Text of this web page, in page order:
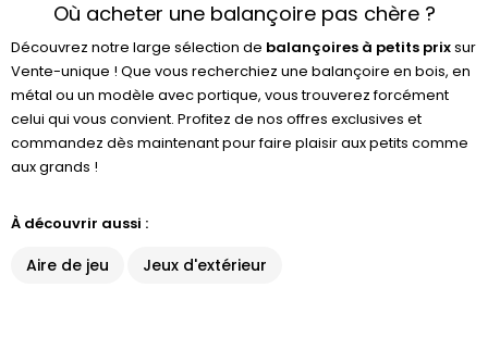
Où acheter une balançoire pas chère ?
Découvrez notre large sélection de balançoires à petits prixsur
Vente-unique ! Que vous recherchiez une balançoire en bois, en
métal ou un modèle avec portique, vous trouverez forcément
celui qui vous convient. Profitez de nos offres exclusives et
commandez dès maintenant pour faire plaisir aux petits comme
aux grands !
À découvrir aussi :
Aire de jeu Jeux d'extérieur